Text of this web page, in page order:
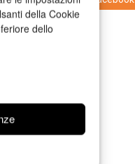
della Cookie
dello